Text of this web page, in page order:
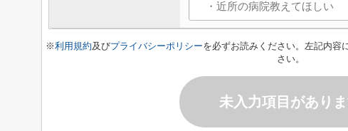
※利用規約及びプライバシーポリシーを必ずお読みください。左記内容
さい。
未入力項目があり